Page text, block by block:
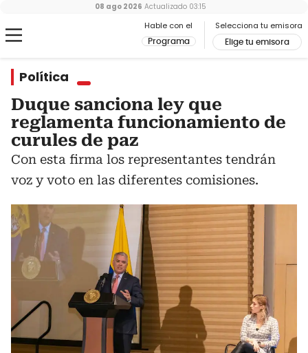
Hable con el
Programa
Selecciona tu emisora
Elige tu emisora
08 ago 2026 Actualizado 03:15
Política
Duque sanciona ley que
reglamenta funcionamiento de
curules de paz
Con esta firma los representantes tendrán
voz y voto en las diferentes comisiones.